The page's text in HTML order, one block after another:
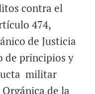
contra el
474,
de Justicia
principios y
militar
de la